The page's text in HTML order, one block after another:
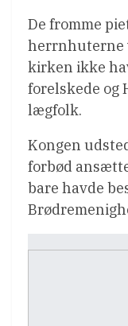
De fromme
herrnhuterne
kirken ikke
forelskede og
lægfolk.
Kongen
forbød
bare havde